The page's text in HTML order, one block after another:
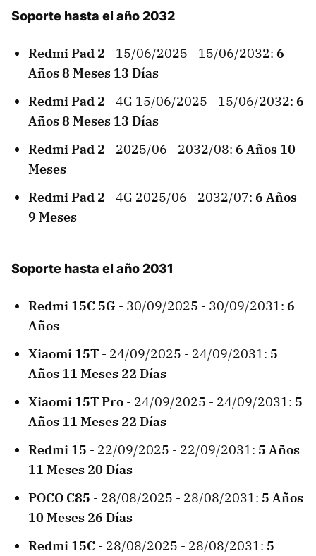
Soporte hasta el año 2032
Redmi Pad 2 - 15/06/2025 - 15/06/2032: 6
Años 8 Meses 13 Días
Redmi Pad 2 - 4G 15/06/2025 - 15/06/2032: 6
Años 8 Meses 13 Días
Redmi Pad 2 - 2025/06 - 2032/08: 6 Años 10
Meses
Redmi Pad 2 - 4G 2025/06 - 2032/07: 6 Años
9 Meses
Soporte hasta el año 2031
Redmi 15C 5G - 30/09/2025 - 30/09/2031: 6
Años
Xiaomi 15T - 24/09/2025 - 24/09/2031: 5
Años 11 Meses 22 Días
Xiaomi 15T Pro - 24/09/2025 - 24/09/2031: 5
Años 11 Meses 22 Días
Redmi 15 - 22/09/2025 - 22/09/2031: 5 Años
11 Meses 20 Días
POCO C85 - 28/08/2025 - 28/08/2031: 5 Años
10 Meses 26 Días
Redmi 15C - 28/08/2025 - 28/08/2031: 5